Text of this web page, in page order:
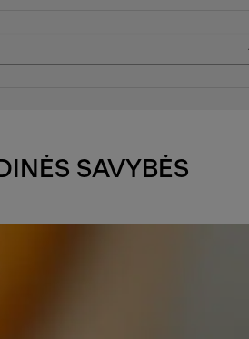
SAVYBĖS